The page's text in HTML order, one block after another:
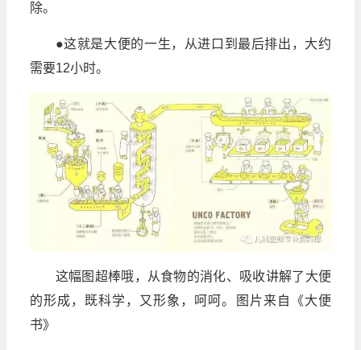
除。
●这就是大便的一生，从进口到最后排出，大约
需要12小时。
这幅图超棒哦，从食物的消化、吸收讲解了大便
的形成，既科学，又形象，呵呵。图片来自《大便
书》